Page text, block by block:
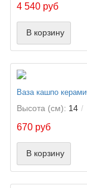
4 540 руб
В корзину
Ваза кашпо
Высота (см): 14
670 руб
В корзину